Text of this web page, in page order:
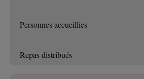
Personnes accueillies
Repas distribués